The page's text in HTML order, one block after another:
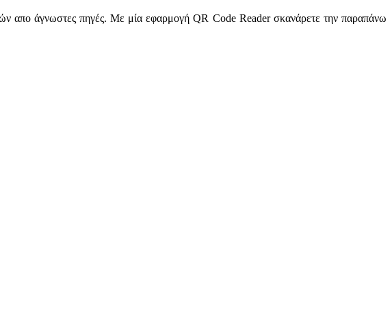
απο άγνωστες πηγές. Με μία εφαρμογή QR Code Reader σκανάρετε την παραπάνω